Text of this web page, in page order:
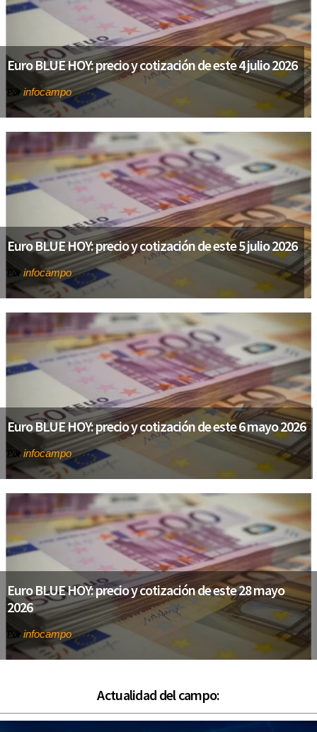
Euro BLUE HOY: precio y cotización de este 4 julio 2026
Por infocampo
Euro BLUE HOY: precio y cotización de este 5 julio 2026
Por infocampo
Euro BLUE HOY: precio y cotización de este 6 mayo 2026
Por infocampo
Euro BLUE HOY: precio y cotización de este 28 mayo
2026
Por infocampo
Actualidad del campo: